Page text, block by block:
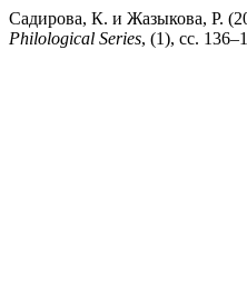
Садирова, К. и Жазыкова, Р.
Philological Series, (1), сс.